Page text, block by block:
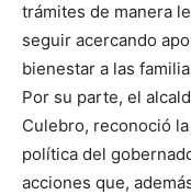
trámites de manera
seguir acercando
bienestar a las
Por su parte, el
Culebro, reconoció
política del
acciones que,